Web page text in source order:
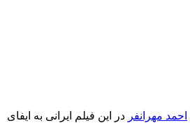
احمد مهرانفر در این فیلم ایرانی به ایفای